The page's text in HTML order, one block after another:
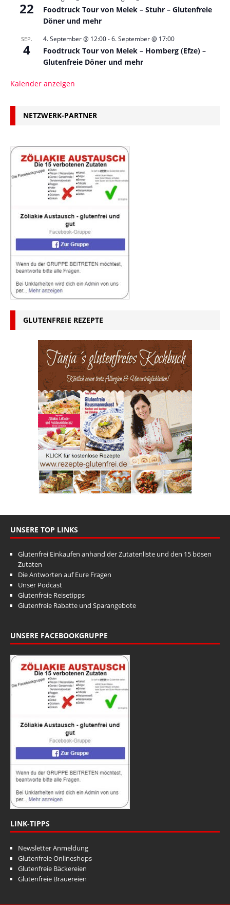
22
Foodtruck Tour von Melek – Stuhr – Glutenfreie
Döner und mehr
SEP.
4
4. September @ 12:00-6. September @ 17:00
Foodtruck Tour von Melek – Homberg (Efze) –
Glutenfreie Döner und mehr
Kalender anzeigen
NETZWERK-PARTNER
GLUTENFREIE REZEPTE
UNSERE TOP LINKS
Glutenfrei Einkaufen anhand der Zutatenliste und den 15 bösen
Zutaten
Die Antworten auf Eure Fragen
Unser Podcast
Glutenfreie Reisetipps
Glutenfreie Rabatte und Sparangebote
UNSERE FACEBOOKGRUPPE
LINK-TIPPS
Newsletter Anmeldung
Glutenfreie Onlineshops
Glutenfreie Bäckereien
Glutenfreie Brauereien